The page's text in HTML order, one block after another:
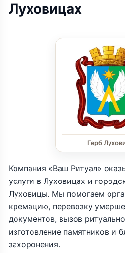
Луховицах
Герб
Компания «Ваш Ритуал»
услуги в Луховицах и
Луховицы. Мы помогаем
кремацию, перевозку
документов, вызов
изготовление памятников и
захоронения.